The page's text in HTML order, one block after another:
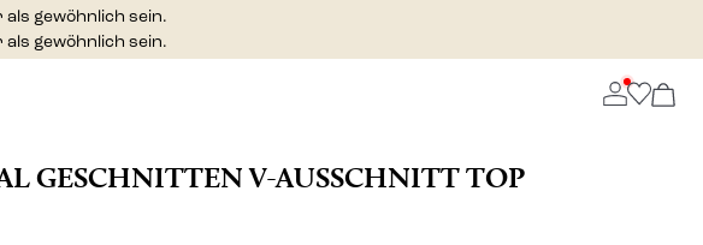
gewöhnlich sein.
gewöhnlich sein.
GESCHNITTEN V-AUSSCHNITT TOP